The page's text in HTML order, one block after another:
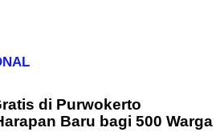
di Purwokerto
Baru bagi 500 Warga